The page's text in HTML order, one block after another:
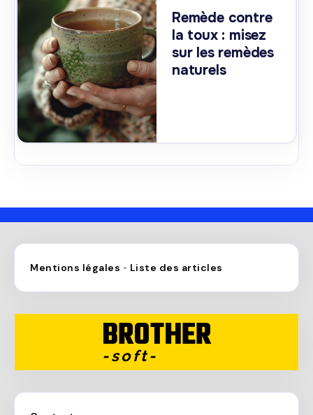
Remède contre
la toux : misez
sur les remèdes
naturels
Mentions légales - Liste des articles
BROTHER
-soft-